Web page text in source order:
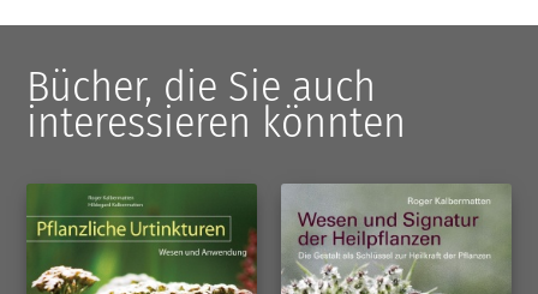
Bücher, die Sie auch
interessieren könnten